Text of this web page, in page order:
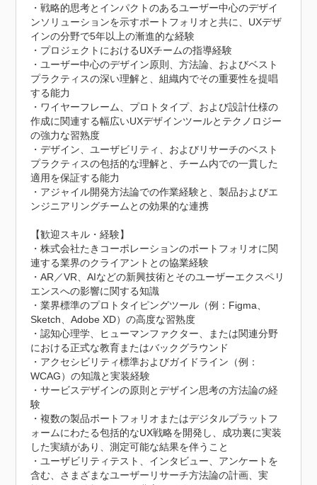
・戦略的思考とインパクトのあるユーザー中心のデザイ
ンソリューションを示すポートフォリオと共に、UXデザ
インの分野で5年以上の漸進的な経験
・プロジェクトにおけるUXチームの指導経験
・ユーザー中心のデザイン原則、方法論、およびベスト
プラクティスの深い理解と、組織内でその重要性を提唱
する能力
・ワイヤーフレーム、プロトタイプ、および設計仕様の
作成に関連する幅広いUXデザインツールとテクノロジー
の強力な習熟度
・デザイン、ユーザビリティ、およびリサーチのベスト
プラクティスの包括的な理解と、チーム内での一貫した
適用を保証する能力
・アジャイル開発方法論での作業経験と、製品およびエ
ンジニアリングチームとの効果的な連携
【歓迎スキル・経験】
・株式会社たきコーポレーションのポートフォリオに関
連する業界のクライアントとの協業経験
・AR／VR、AIなどの新興技術とそのユーザーエクスペリ
エンスへの影響に関する知識
・業界標準のプロトタイピングツール（例：Figma、
Sketch、Adobe XD）の高度な習熟度
・認知心理学、ヒューマンファクター、または関連分野
における正式な教育またはバックグラウンド
・アクセシビリティ標準およびガイドライン（例：
WCAG）の知識と実装経験
・サービスデザインの原則とデザイン思考の方法論の経
験
・複数の製品ポートフォリオまたはデジタルプラットフ
ォームにわたる包括的なUX戦略を開発し、成功裏に実装
した実績があり、測定可能な結果を伴うこと
・ユーザビリティテスト、インタビュー、アンケートを
含む、さまざまなユーザーリサーチ方法論の計画、実